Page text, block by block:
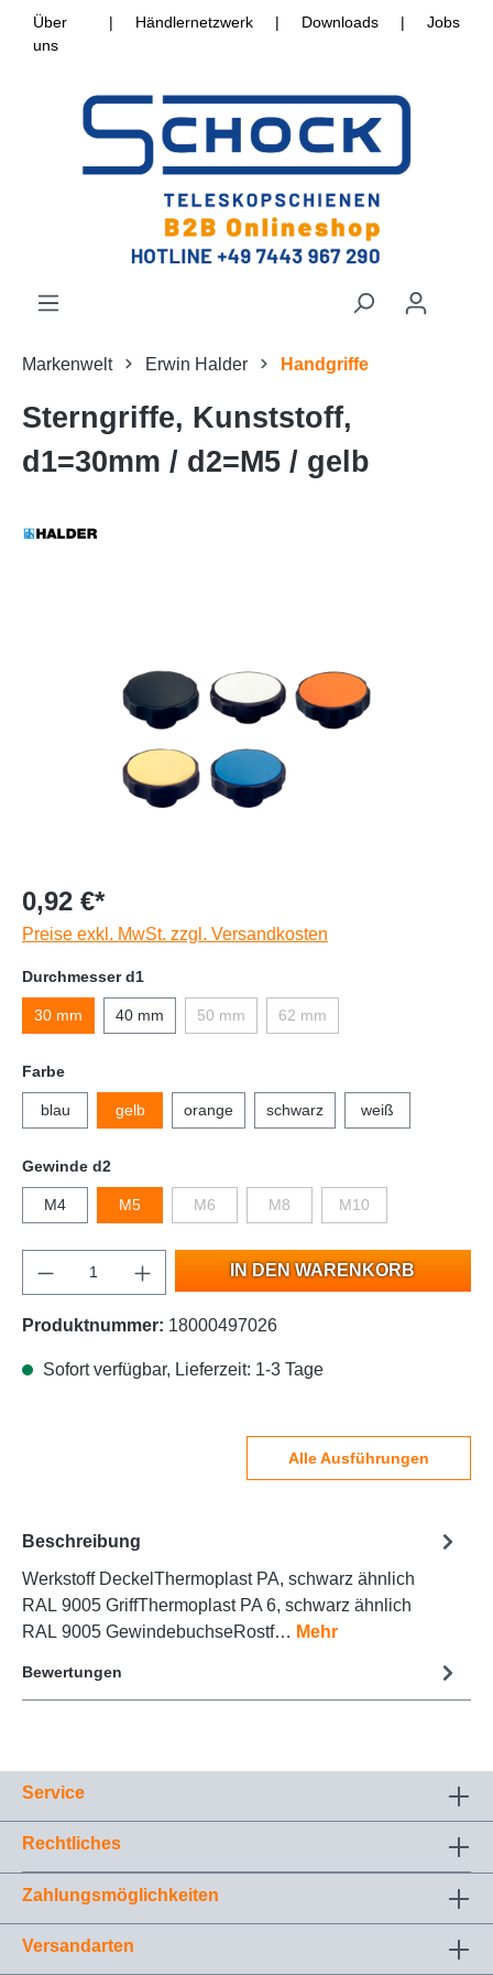
Über
uns
| Händlernetzwerk | Downloads | Jobs
Markenwelt Erwin Halder Handgriffe
Sterngriffe, Kunststoff,
d1=30mm / d2=M5 / gelb
0,92 €*
Preise exkl. MwSt. zzgl. Versandkosten
Durchmesser d1
30 mm 40 mm 50 mm 62 mm
Farbe
blau gelb orange schwarz weiß
Gewinde d2
M4 M5 M6 M8 M10
IN DEN WARENKORB
Produktnummer: 18000497026
Sofort verfügbar, Lieferzeit: 1-3 Tage
Alle Ausführungen
Beschreibung
Werkstoff DeckelThermoplast PA, schwarz ähnlich
RAL 9005 GriffThermoplast PA 6, schwarz ähnlich
RAL 9005 GewindebuchseRostf… Mehr
Bewertungen
Service
Rechtliches
Zahlungsmöglichkeiten
Versandarten